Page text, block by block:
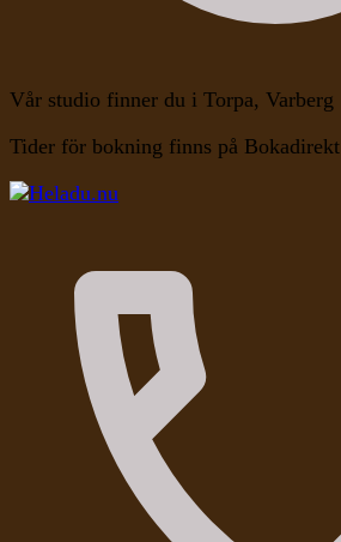
Vår studio finner du i Torpa, Varberg
Tider för bokning finns på Bokadirekt
Heladu.nu